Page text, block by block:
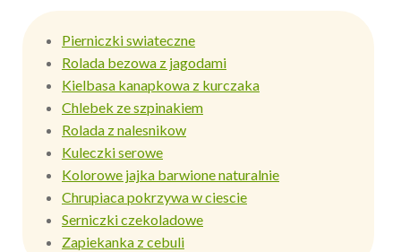
Pierniczki swiateczne
Rolada bezowa z jagodami
Kielbasa kanapkowa z kurczaka
Chlebek ze szpinakiem
Rolada z nalesnikow
Kuleczki serowe
Kolorowe jajka barwione naturalnie
Chrupiaca pokrzywa w ciescie
Serniczki czekoladowe
Zapiekanka z cebuli